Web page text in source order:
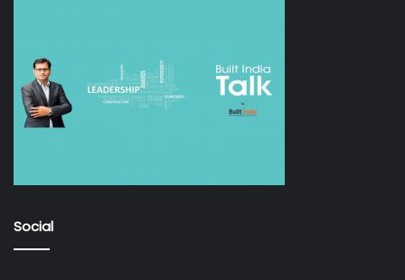
Social